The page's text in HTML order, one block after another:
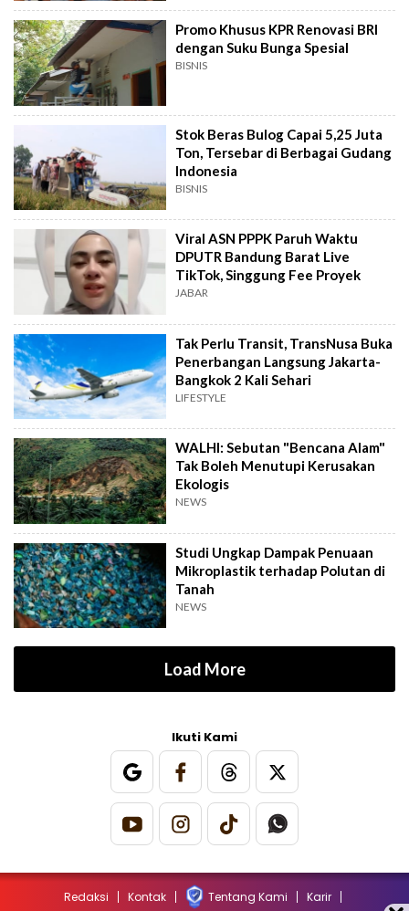
Promo Khusus KPR Renovasi BRI
dengan Suku Bunga Spesial
BISNIS
Stok Beras Bulog Capai 5,25 Juta
Ton, Tersebar di Berbagai Gudang
Indonesia
BISNIS
Viral ASN PPPK Paruh Waktu
DPUTR Bandung Barat Live
TikTok, Singgung Fee Proyek
JABAR
Tak Perlu Transit, TransNusa Buka
Penerbangan Langsung Jakarta-
Bangkok 2 Kali Sehari
LIFESTYLE
WALHI: Sebutan "Bencana Alam"
Tak Boleh Menutupi Kerusakan
Ekologis
NEWS
Studi Ungkap Dampak Penuaan
Mikroplastik terhadap Polutan di
Tanah
NEWS
Load More
Ikuti Kami
Redaksi Kontak Tentang Kami Karir